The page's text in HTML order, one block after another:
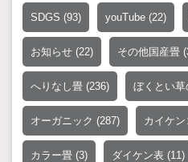
SDGS (93) youTube (22)
お知らせ (22) その他国産畳
へりなし畳 (236) ぼくとい草
オーガニック (287) カイケ
カラー畳 (3) ダイケン表 (11)